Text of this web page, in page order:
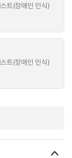
트(장애인 인식)
트(장애인 인식)